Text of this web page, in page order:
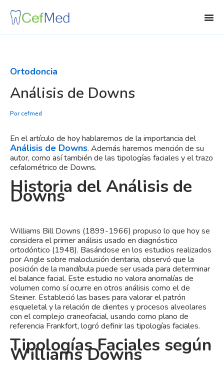
contenido
Ortodoncia
Análisis de Downs
Porcefmed
En el artículo de hoy hablaremos de la importancia del
Análisis de Downs. Además haremos mención de su
autor, como así también de las tipologías faciales y el trazo
cefalométrico de Downs.
Historia del Análisis de
Downs
Williams Bill Downs (1899-1966) propuso lo que hoy se
considera el primer análisis usado en diagnóstico
ortodóntico (1948). Basándose en los estudios realizados
por Angle sobre maloclusión dentaria, observó que la
posición de la mandíbula puede ser usada para determinar
el balance facial. Este estudio no valora anomalías de
volumen como sí ocurre en otros análisis como el de
Steiner. Estableció las bases para valorar el patrón
esqueletal y la relación de dientes y procesos alveolares
con el complejo craneofacial, usando como plano de
referencia Frankfort, logró definir las tipologías faciales.
Tipologías Faciales según
Williams Downs